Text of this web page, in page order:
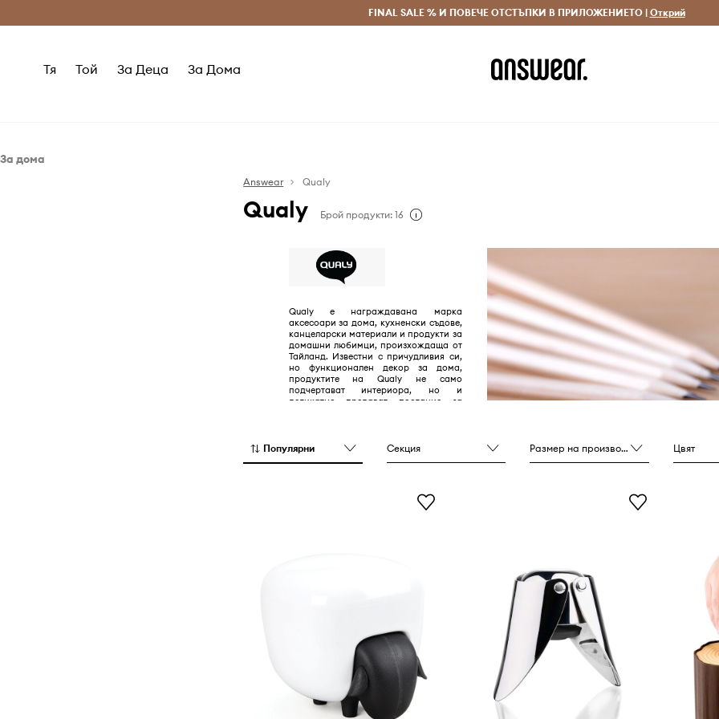
Безплатни доставка и връщане за поръчки над 70 EUR Доставка 1-5 дни
FINAL SALE % И ПОВЕЧЕ ОТСТЪПКИ В ПРИЛОЖЕНИЕТО | Открий
Тя Той За Деца За Дома
За дома
Answear Qualy
Qualy Брой продукти: 16
Qualy е награждавана марка
аксесоари за дома, кухненски съдове,
канцеларски материали и продукти за
домашни любимци, произхождаща от
Тайланд. Известни с причудливия си,
но функционален декор за дома,
продуктите на Qualy не само
подчертават интериора, но и
деликатно предават послание за
Популярни Секция Размер на производителя Цвят